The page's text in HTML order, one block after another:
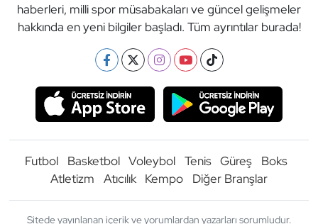
haberleri, milli spor müsabakaları ve güncel gelişmeler
hakkında en yeni bilgiler başladı. Tüm ayrıntılar burada!
Futbol Basketbol Voleybol Tenis Güreş
Boks
Atletizm
Atıcılık Kempo Diğer Branşlar
Sitede yayınlanan içerik ve yorumlardan yazarları sorumludur.